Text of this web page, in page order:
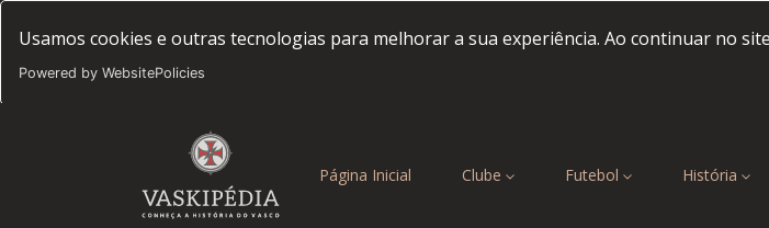
Usamos cookies e outras tecnologias para melhorar a sua experiência. Ao continuar no
Powered by WebsitePolicies
Página Inicial (current)Clube Futebol História